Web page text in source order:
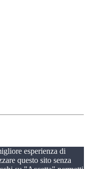
esperienza di
questo sito senza